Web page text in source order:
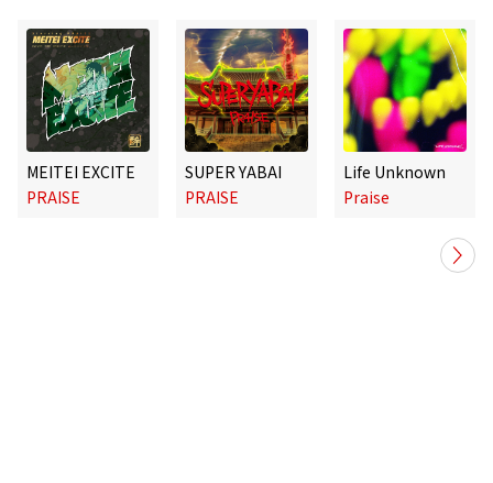
MEITEI EXCITE
PRAISE
SUPER YABAI
PRAISE
Life Unknown
Praise